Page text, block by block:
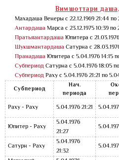
Вимшоттари
Махадаша Венеры с 22.12.1969 21:44 по
Антардаша Марса с 23.12.1975 10:39 по
Пратьяантардаша Юпитера с
Шукшмантардаша Сатурна с
Пранадаша Юпитера с 5.04.1976 14:15
СубпериодСатурна с 5.04.1976 18:05
СубпериодРаху с 5.04.1976 21:21 по
Субпериод
Нач.
периода
Раху - Раху 5.04.1976 21:21
Юпитер - Раху
5.04.1976
21:27
Сатурн - Раху
5.04.1976
21:32